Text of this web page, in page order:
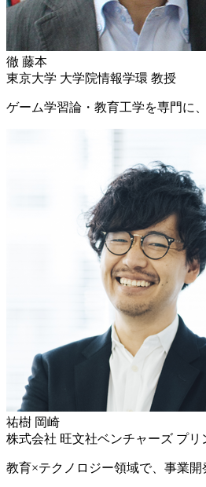
—
■オンライン参加方法 | How to join
Thursday Gathering開始後、本ペ
「Join Remotely」ボタン
Once Thursday Gathering begins,a
徹 藤本
東京大学 大学院情報学環 教授
ゲーム学習論・教育工学を専門に
祐樹 岡崎
株式会社 旺文社ベンチャーズ プ
教育×テクノロジー領域で、事業